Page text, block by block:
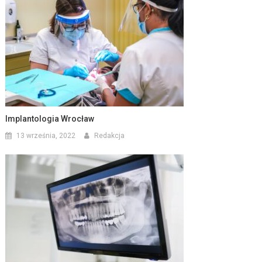
Implantologia Wrocław
13 września, 2022 Redakcja